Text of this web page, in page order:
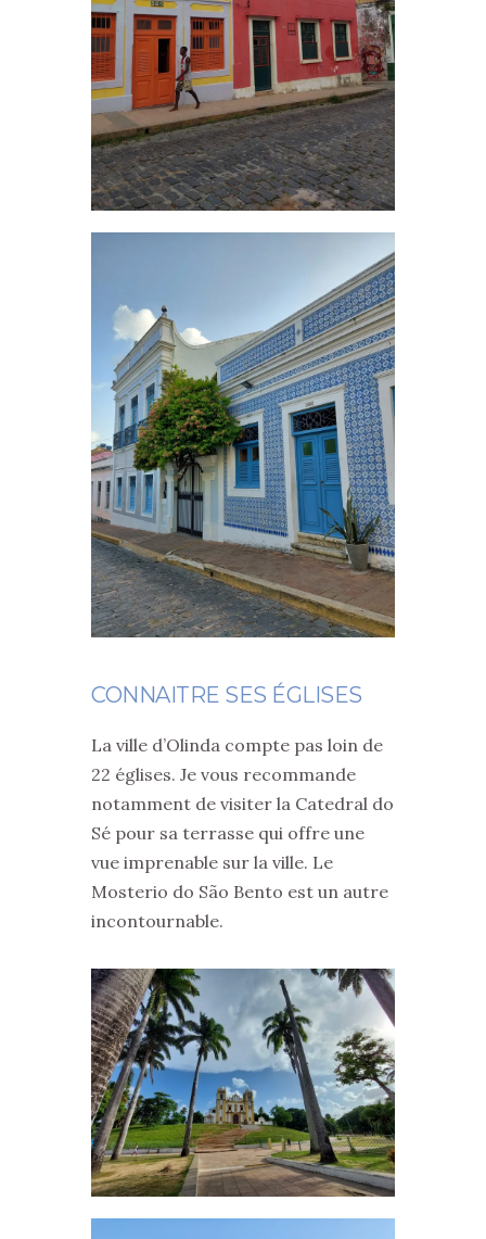
CONNAITRE SES ÉGLISES
La ville d’Olinda compte pas loin de
22 églises. Je vous recommande
notamment de visiter la Catedral do
Sé pour sa terrasse qui offre une
vue imprenable sur la ville. Le
Mosterio do São Bento est un autre
incontournable.